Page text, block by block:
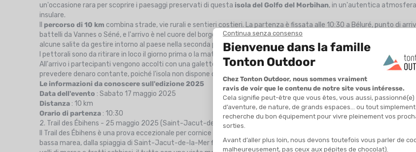
un'occasione rara per scoprire i paesaggi preservati di questa isola del Golfo del Morbihan, in un'autentica atmosfera
insulare.
percorso di 10 km combina strade, vie rurali e sentieri costieri. La partenza è fissata alle 10:30 a Béluré, punto di
battelli da Vannes o Séné, e l'arrivo è nel cuore del borgo, in place de la Grée. I primi cinque chilometri sono veloci, prima di
alcune salite da gestire intorno al paese nella seconda parte.
I pettorali sono da ritirare in loco il giorno prima o la mattina della gara, e è previsto un rifornimento a metà percorso.
All'arrivo i partecipanti vengono accolti con una galette-saucisse e una bevanda in un'atmosfera festosa. Si
prevedere denaro contante, poiché l'isola non dispone di bancomat.
Le informazioni da conoscere sull'edizione 2025
Data dell'evento : Sabato 17 maggio 2025
Distanza : 10 km
Orario di partenza : 10:30
2. Trail des Ébihens - 25 maggio 2025 (Saint-Jacut-de-la-Mer, Côtes-d’Armor)
Il Trail des Ébihens è una prova eccezionale per cornice e formato. Questa gara unica propone 20 km tra mare e terra, a
bassa marea, dalla spiaggia di Saint-Jacut-de-la-Mer fino all'isola privata des Ébihens. Attraverserete spiagge,